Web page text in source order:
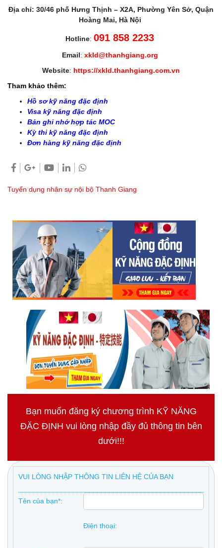
Địa chỉ: 30/46 phố Hưng Thịnh – X2A, Phường Yên Sở, Quận
Hoàng Mai, Hà Nội
Hotline: 091 858 2233
Email: xkld@thanhgiang.org
Website: https://xkld.thanhgiang.com.vn
Tham khảo thêm:
Hồ sơ kỹ năng đặc định
Visa kỹ năng đặc định
Bản ghi nhớ hợp tác MOC
Kỳ thi kỹ năng đặc định
Đơn hàng kỹ năng đặc định
Tuyển dụng nhân sự nội bộ Thanh Giang
Bạn muốn đăng ký chương trình KỸ NĂNG
ĐẶC ĐỊNH vui lòng nhập đầy đủ thông tin bên
dưới!!!
VUI LÒNG NHẬP THÔNG TIN LIÊN HỆ CỦA BẠN
Tên của bạn*:
Điện thoại: